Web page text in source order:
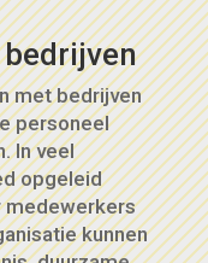
met bedrijven
personeel
In veel
opgeleid
medewerkers
kunnen